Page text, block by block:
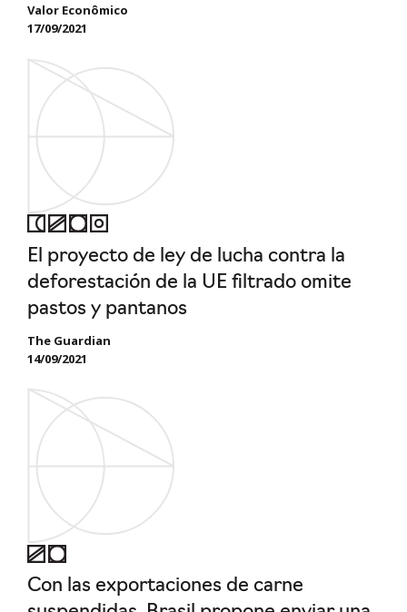
Valor Econômico
17/09/2021
El proyecto de ley de lucha contra la
deforestación de la UE filtrado omite
pastos y pantanos
The Guardian
14/09/2021
Con las exportaciones de carne